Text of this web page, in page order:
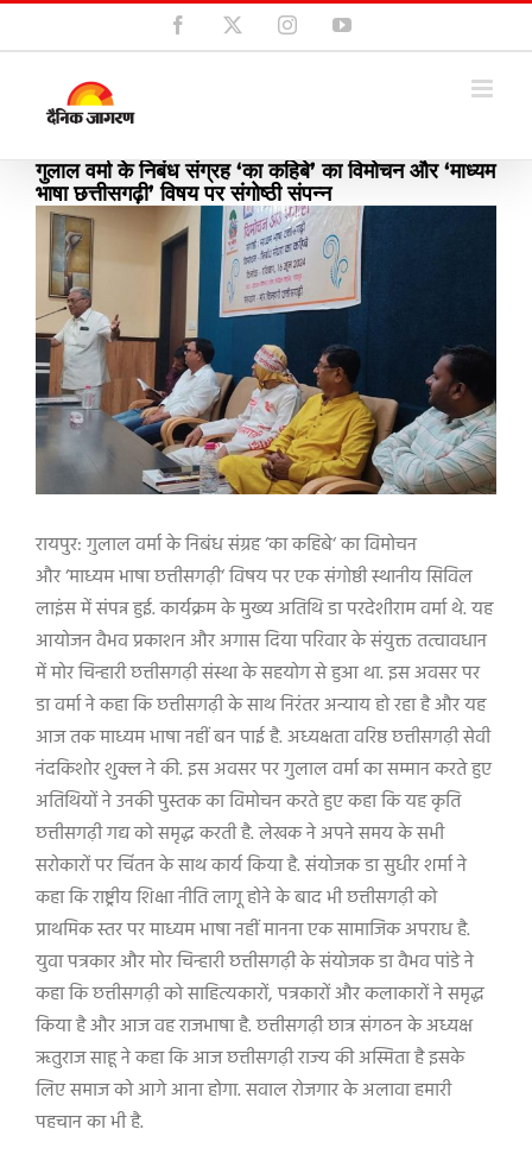
Skip
to
Facebook InstagramYouTube
गुलाल वर्मा के निबंध संग्रह ‘का कहिबे’ का विमोचन और ‘माध्यम
भाषा छत्तीसगढ़ी’ विषय पर संगोष्ठी संपन्न
View
Larger
Image
रायपुर: गुलाल वर्मा के निबंध संग्रह‘का कहिबे‘का विमोचन
और‘माध्यम भाषा छत्तीसगढ़ी‘विषय पर एक संगोष्ठी स्थानीय सिविल
लाइंस में संपन्न हुई. कार्यक्रम के मुख्य अतिथि डा परदेशीराम वर्मा थे. यह
आयोजन वैभव प्रकाशन और अगास दिया परिवार के संयुक्त तत्वावधान
में मोर चिन्हारी छत्तीसगढ़ी संस्था के सहयोग से हुआ था. इस अवसर पर
डा वर्मा ने कहा कि छत्तीसगढ़ी के साथ निरंतर अन्याय हो रहा है और यह
आज तक माध्यम भाषा नहीं बन पाई है. अध्यक्षता वरिष्ठ छत्तीसगढ़ी सेवी
नंदकिशोर शुक्ल ने की. इस अवसर पर गुलाल वर्मा का सम्मान करते हुए
अतिथियों ने उनकी पुस्तक का विमोचन करते हुए कहा कि यह कृति
छत्तीसगढ़ी गद्य को समृद्ध करती है. लेखक ने अपने समय के सभी
सरोकारों पर चिंतन के साथ कार्य किया है. संयोजक डा सुधीर शर्मा ने
कहा कि राष्ट्रीय शिक्षा नीति लागू होने के बाद भी छत्तीसगढ़ी को
प्राथमिक स्तर पर माध्यम भाषा नहीं मानना एक सामाजिक अपराध है.
युवा पत्रकार और मोर चिन्हारी छत्तीसगढ़ी के संयोजक डा वैभव पांडे ने
कहा कि छत्तीसगढ़ी को साहित्यकारों,पत्रकारों और कलाकारों ने समृद्ध
किया है और आज वह राजभाषा है. छत्तीसगढ़ी छात्र संगठन के अध्यक्ष
ऋतुराज साहू ने कहा कि आज छत्तीसगढ़ी राज्य की अस्मिता है इसके
लिए समाज को आगे आना होगा. सवाल रोजगार के अलावा हमारी
पहचान का भी है.